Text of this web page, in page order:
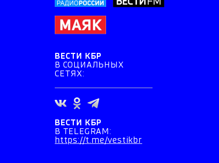
ВЕСТИ КБР
В СОЦИАЛЬНЫХ
СЕТЯХ:
ВЕСТИ КБР
В TELEGRAM:
https://t.me/vestikbr